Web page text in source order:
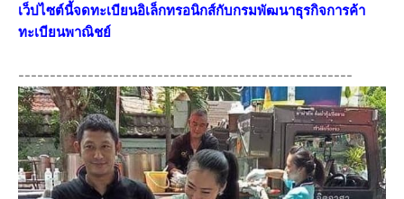
เว็ปไซต์นี้จดทะเบียนอิเล็กทรอนิกส์กับกรมพัฒนาธุรกิจการค้า
ทะเบียนพาณิชย์
-----------------------------------------------------